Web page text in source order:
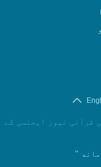
قرآنی نیوز ایجنسی کے
"